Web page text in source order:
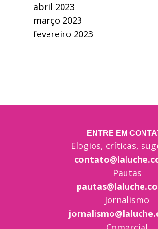
abril 2023
março 2023
fevereiro 2023
ENTRE EM
Elogios, críticas,
Pautas
Jornalismo